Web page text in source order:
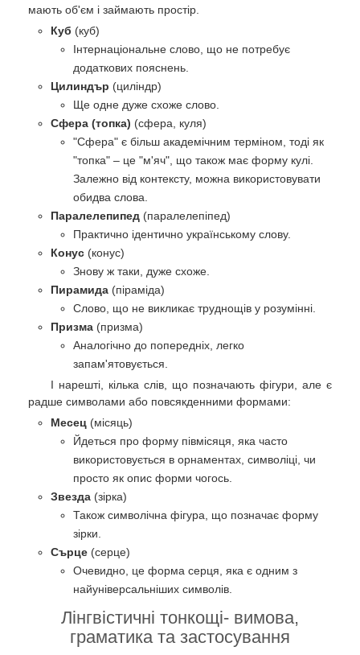
мають об'єм і займають простір.
Куб (куб)
Інтернаціональне слово, що не потребує
додаткових пояснень.
Цилиндър (циліндр)
Ще одне дуже схоже слово.
Сфера (топка) (сфера, куля)
"Сфера" є більш академічним терміном, тоді як
"топка" – це "м'яч", що також має форму кулі.
Залежно від контексту, можна використовувати
обидва слова.
Паралелепипед (паралелепіпед)
Практично ідентично українському слову.
Конус (конус)
Знову ж таки, дуже схоже.
Пирамида (піраміда)
Слово, що не викликає труднощів у розумінні.
Призма (призма)
Аналогічно до попередніх, легко
запам'ятовується.
І нарешті, кілька слів, що позначають фігури, але є
радше символами або повсякденними формами:
Месец (місяць)
Йдеться про форму півмісяця, яка часто
використовується в орнаментах, символіці, чи
просто як опис форми чогось.
Звезда (зірка)
Також символічна фігура, що позначає форму
зірки.
Сърце (серце)
Очевидно, це форма серця, яка є одним з
найуніверсальніших символів.
Лінгвістичні тонкощі- вимова,
граматика та застосування